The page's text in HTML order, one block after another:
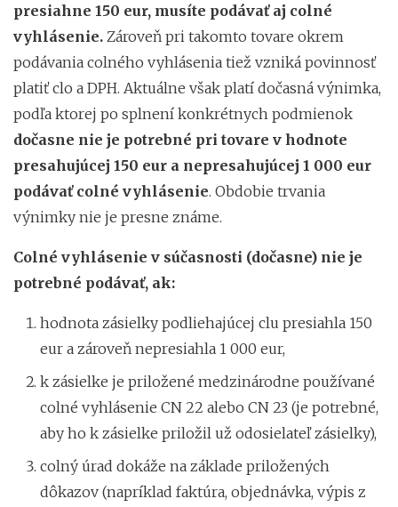
presiahne 150 eur, musíte podávať aj colné
vyhlásenie. Zároveň pri takomto tovare okrem
podávania colného vyhlásenia tiež vzniká povinnosť
platiť clo a DPH. Aktuálne však platí dočasná výnimka,
podľa ktorej po splnení konkrétnych podmienok
dočasne nie je potrebné pri tovare v hodnote
presahujúcej 150 eur a nepresahujúcej 1 000 eur
podávať colné vyhlásenie. Obdobie trvania
výnimky nie je presne známe.
Colné vyhlásenie v súčasnosti (dočasne) nie je
potrebné podávať, ak:
hodnota zásielky podliehajúcej clu presiahla 150
eur a zároveň nepresiahla 1 000 eur,
k zásielke je priložené medzinárodne používané
colné vyhlásenie CN 22 alebo CN 23 (je potrebné,
aby ho k zásielke priložil už odosielateľ zásielky),
colný úrad dokáže na základe priložených
dôkazov (napríklad faktúra, objednávka, výpis z